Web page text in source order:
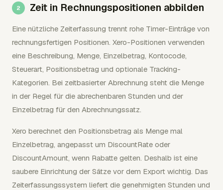
Zeit in Rechnungspositionen abbilden
Eine nützliche Zeiterfassung trennt rohe Timer-Einträge von
rechnungsfertigen Positionen. Xero-Positionen verwenden
eine Beschreibung, Menge, Einzelbetrag, Kontocode,
Steuerart, Positionsbetrag und optionale Tracking-
Kategorien. Bei zeitbasierter Abrechnung steht die Menge
in der Regel für die abrechenbaren Stunden und der
Einzelbetrag für den Abrechnungssatz.
Xero berechnet den Positionsbetrag als Menge mal
Einzelbetrag, angepasst um DiscountRate oder
DiscountAmount, wenn Rabatte gelten. Deshalb ist eine
saubere Einrichtung der Sätze vor dem Export wichtig. Das
Zeiterfassungssystem liefert die genehmigten Stunden und